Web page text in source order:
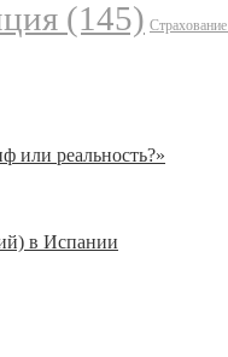
(145) Страхование
или реальность?»
в Испании